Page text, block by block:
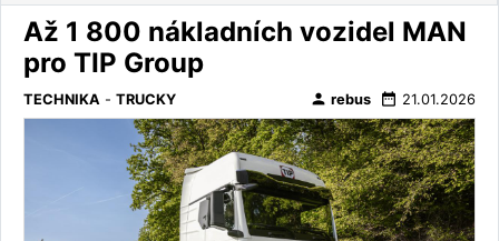
Až 1 800 nákladních vozidel MAN
pro TIP Group
TECHNIKA - TRUCKY person rebus date_range 21.01.2026